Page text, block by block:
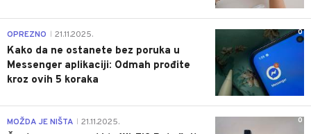
0
OPREZNO 21.11.2025.
Kako da ne ostanete bez poruka u
Messenger aplikaciji: Odmah prođite
kroz ovih 5 koraka
0
MOŽDA JE NIŠTA 21.11.2025.